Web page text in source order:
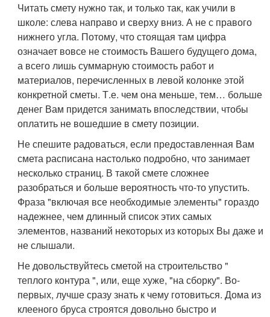
Читать смету нужно так, и только так, как учили в
школе: слева направо и сверху вниз. А не с правого
нижнего угла. Потому, что стоящая там цифра
означает вовсе не стоимость Вашего будущего дома,
а всего лишь суммарную стоимость работ и
материалов, перечисленных в левой колонке этой
конкретной сметы. Т.е. чем она меньше, тем… больше
денег Вам придется занимать впоследствии, чтобы
оплатить не вошедшие в смету позиции.
Не спешите радоваться, если предоставленная Вам
смета расписана настолько подробно, что занимает
несколько страниц. В такой смете сложнее
разобраться и больше вероятность что-то упустить.
Фраза "включая все необходимые элементы" гораздо
надежнее, чем длинный список этих самых
элементов, названий некоторых из которых Вы даже и
не слышали.
Не довольствуйтесь сметой на строительство "
теплого контура ", или, еще хуже, "на сборку". Во-
первых, лучше сразу знать к чему готовиться. Дома из
клееного бруса строятся довольно быстро и